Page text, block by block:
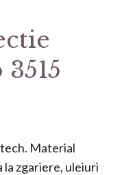
Material
zgariere, uleiuri